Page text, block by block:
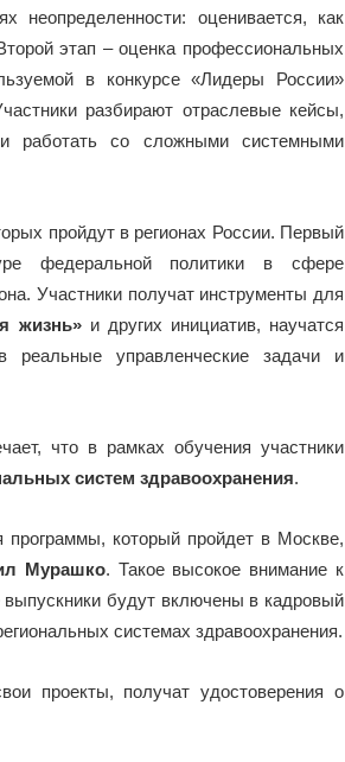
неопределенности: оценивается, как
этап – оценка профессиональных
в конкурсе «Лидеры России»
разбирают отраслевые кейсы,
работать со сложными системными
пройдут в регионах России. Первый
федеральной политики в сфере
Участники получат инструменты для
жизнь»и других инициатив, научатся
реальные управленческие задачи и
что в рамках обучения участники
систем здравоохранения.
программы, который пройдет в Москве,
Мурашко. Такое высокое внимание к
будут включены в кадровый
системах здравоохранения.
проекты, получат удостоверения о